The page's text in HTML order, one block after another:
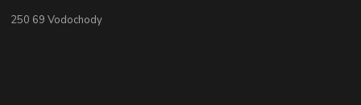
250 69 Vodochody